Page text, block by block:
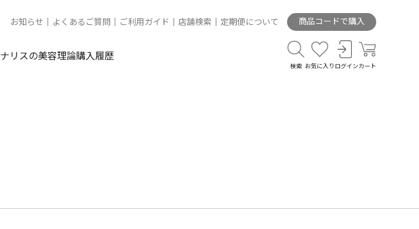
お知らせ よくあるご質問 ご利用ガイド 店舗検索 定期便について 商品コードで購入
ナリスの美容理論購入履歴
検索 お気に入り ログイン カート